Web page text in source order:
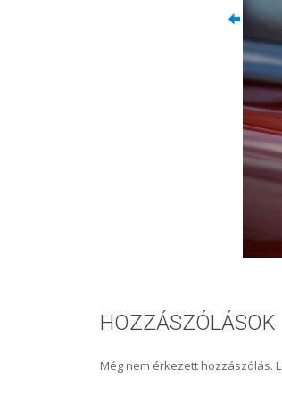
HOZZÁSZÓLÁSOK
Még nem érkezett hozzászólás.